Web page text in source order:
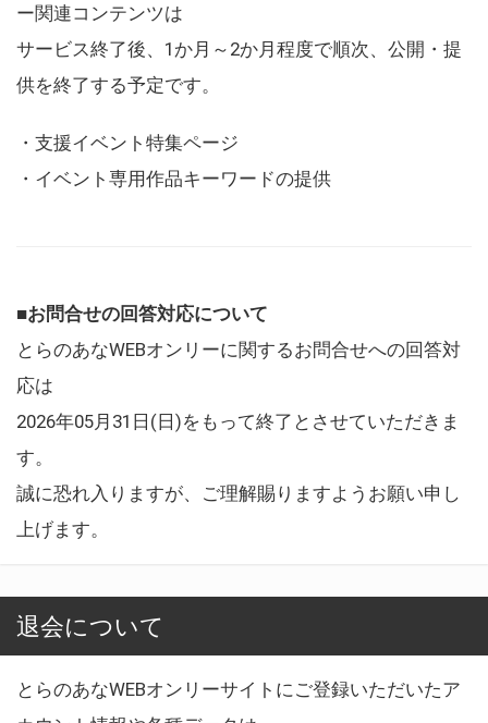
ー関連コンテンツは
サービス終了後、1か月～2か月程度で順次、公開・提
供を終了する予定です。
・支援イベント特集ページ
・イベント専用作品キーワードの提供
■お問合せの回答対応について
とらのあなWEBオンリーに関するお問合せへの回答対
応は
2026年05月31日(日)をもって終了とさせていただきま
す。
誠に恐れ入りますが、ご理解賜りますようお願い申し
上げます。
退会について
とらのあなWEBオンリーサイトにご登録いただいたア